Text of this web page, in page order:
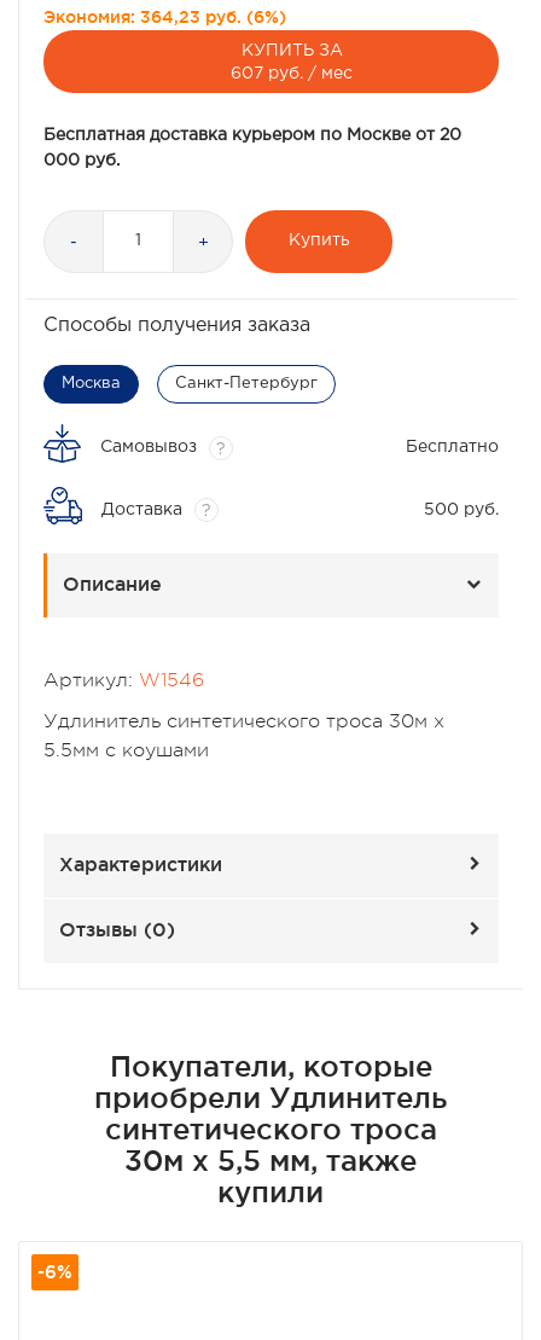
Экономия: 364,23 руб. (6%)
КУПИТЬ ЗА
607 руб. / мес
Бесплатная доставка курьером по Москве от 20
000 руб.
- + Купить
Способы получения заказа
Москва Санкт-Петербург
Самовывоз ? Бесплатно
Доставка ? 500 руб.
Описание
Артикул: W1546
Удлинитель синтетического троса 30м х
5.5мм с коушами
Характеристики
Отзывы (0)
Покупатели, которые
приобрели Удлинитель
синтетического троса
30м х 5,5 мм, также
купили
-6%